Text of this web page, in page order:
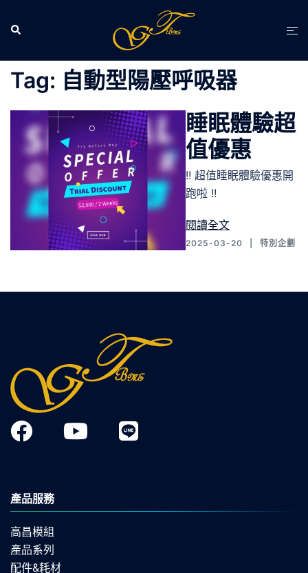
要
Search
Tag: 自動型陽壓呼吸器
睡眠體驗超
值優惠
!! 超值睡眠體驗優惠開
跑啦 !!
閱讀全文
2025-03-20 特別企劃
產品服務
高昌模組
產品系列
配件&耗材